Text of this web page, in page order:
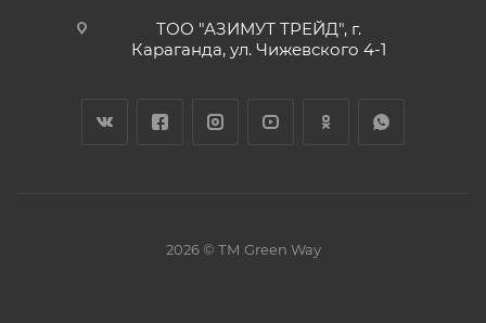
ТОО "АЗИМУТ ТРЕЙД", г.
Караганда, ул. Чижевского 4-1
2026 © ТМ Green Way